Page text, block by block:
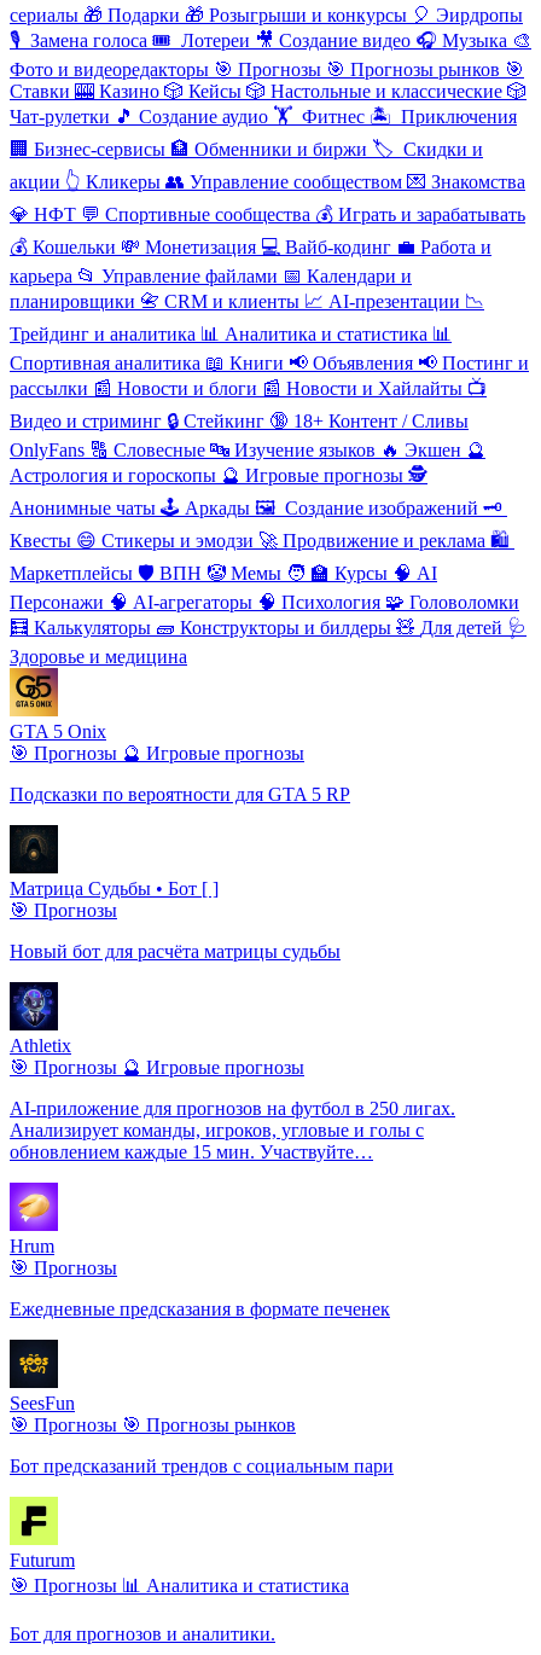
сериалы 🎁 Подарки 🎁 Розыгрыши и конкурсы 🎈 Эирдропы
🎙 ️ Замена голоса 🎟 ️ Лотереи 🎥 Создание видео 🎧 Музыка 🎨
Фото и видеоредакторы 🎯 Прогнозы 🎯 Прогнозы рынков 🎯
Ставки 🎰 Казино 🎲 Кейсы 🎲 Настольные и классические 🎲
Чат-рулетки 🎵 Создание аудио 🏋 ️ Фитнес 🏝 ️ Приключения
🏢 Бизнес-сервисы 🏦 Обменники и биржи 🏷 ️ Скидки и
акции 👆 Кликеры 👥 Управление сообществом 💌 Знакомства
💎 НФТ 💬 Спортивные сообщества 💰 Играть и зарабатывать
💰 Кошельки 💸 Монетизация 💻 Вайб-кодинг 💼 Работа и
карьера 📂 Управление файлами 📅 Календари и
планировщики 📇 CRM и клиенты 📈 AI-презентации 📉
Трейдинг и аналитика 📊 Аналитика и статистика 📊
Спортивная аналитика 📖 Книги 📢 Объявления 📢 Постинг и
рассылки 📰 Новости и блоги 📰 Новости и Хайлайты 📺
Видео и стриминг 🔒 Стейкинг 🔞 18+ Контент / Сливы
OnlyFans 🔠 Словесные 🔤 Изучение языков 🔥 Экшен 🔮
Астрология и гороскопы 🔮 Игровые прогнозы 🕵
️Анонимные чаты 🕹 ️Аркады 🖼 ️ Создание изображений 🗝
Квесты 😄 Стикеры и эмодзи 🚀 Продвижение и реклама 🛍
Маркетплейсы 🛡 ️ВПН 🤡 Мемы 🧑 ‍🏫 Курсы 🧠 AI
Персонажи 🧠 AI-агрегаторы 🧠 Психология 🧩 Головоломки
🧮 Калькуляторы 🧱 Конструкторы и билдеры 🧸 Для детей 🩺
Здоровье и медицина
GTA 5 Onix
🎯 Прогнозы 🔮 Игровые прогнозы
Подсказки по вероятности для GTA 5 RP
Матрица Судьбы • Бот [ ]
🎯 Прогнозы
Новый бот для расчёта матрицы судьбы
Athletix
🎯 Прогнозы 🔮 Игровые прогнозы
AI-приложение для прогнозов на футбол в 250 лигах.
Анализирует команды, игроков, угловые и голы с
обновлением каждые 15 мин. Участвуйте…
Hrum
🎯 Прогнозы
Ежедневные предсказания в формате печенек
SeesFun
🎯 Прогнозы 🎯 Прогнозы рынков
Бот предсказаний трендов с социальным пари
Futurum
🎯 Прогнозы 📊 Аналитика и статистика
Бот для прогнозов и аналитики.